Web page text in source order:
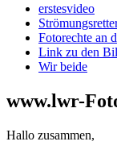
erstesvideo
Fotorechte an
Link zu den
Wir beide
www.lwr-
Hallo zusammen,